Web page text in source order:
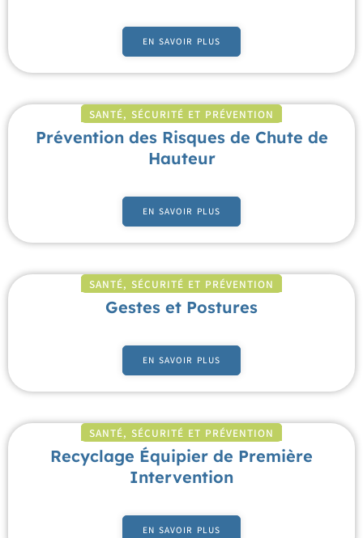
EN SAVOIR PLUS
SANTÉ, SÉCURITÉ ET PRÉVENTION
Prévention des Risques de Chute de
Hauteur
EN SAVOIR PLUS
SANTÉ, SÉCURITÉ ET PRÉVENTION
Gestes et Postures
EN SAVOIR PLUS
SANTÉ, SÉCURITÉ ET PRÉVENTION
Recyclage Équipier de Première
Intervention
EN SAVOIR PLUS